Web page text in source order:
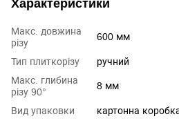
Характеристики
Макс. довжина
різу
600 мм
Тип плиткорізу
ручний
Макс. глибина
різу 90°
8 мм
Вид упаковки
картонна